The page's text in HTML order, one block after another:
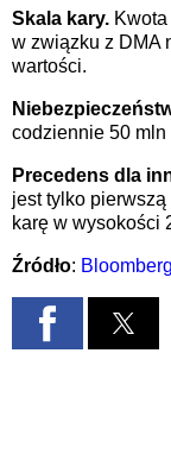
Skala kary.
w związku z DMA
wartości.
codziennie 50 mln
Precedens dla
jest tylko pierwszą
karę w wysokości
Źródło: Bloomberg